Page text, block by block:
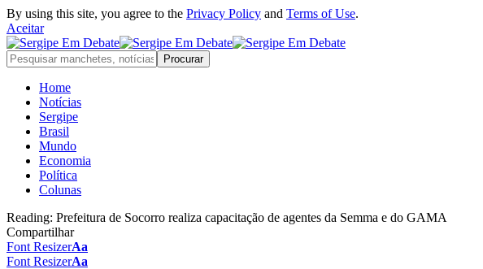
By using this site, you agree to the Privacy Policy and Terms of Use.
Aceitar
Home
Notícias
Sergipe
Brasil
Mundo
Economia
Política
Colunas
Reading: Prefeitura de Socorro realiza capacitação de agentes da Semma e do GAMA
Compartilhar
Font ResizerAa
Font ResizerAa